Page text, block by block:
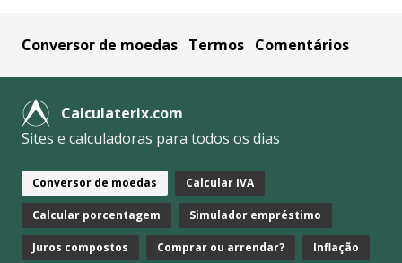
Conversor de moedas Termos Comentários
Calculaterix.com
Sites e calculadoras para todos os dias
Conversor de moedas Calcular IVA
Calcular porcentagem Simulador empréstimo
Juros compostos Comprar ou arrendar? Inflação